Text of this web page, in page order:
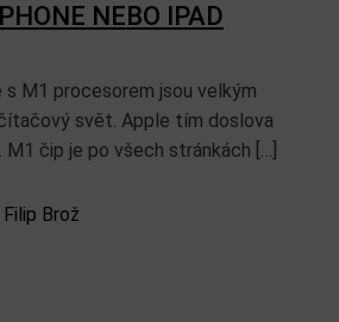
NEBO IPAD
M1 procesorem jsou velkým
svět. Apple tím doslova
M1 čip je po všech stránkách […]
Filip Brož